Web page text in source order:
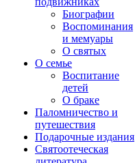
Биографии
Воспоминания
и мемуары
О святых
О семье
Воспитание
детей
О браке
Паломничество и
путешествия
Подарочные издания
Святоотеческая